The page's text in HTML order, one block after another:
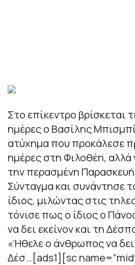
Στο επίκεντρο βρίσκεται
ημέρες ο Βασίλης
ατύχημα που προκάλεσε
ημέρες στη Φιλοθέη, αλλά
την περασμένη
Σύνταγμα και συνάντησε
ίδιος, μιλώντας στις
τόνισε πως ο ίδιος ο
να δει εκείνον και τη
«Ήθελε ο άνθρωπος να δει
Δέσ…[ads1][sc